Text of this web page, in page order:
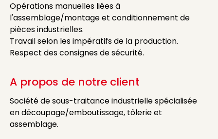
Opérations manuelles liées à
l'assemblage/montage et conditionnement de
pièces industrielles.
Travail selon les impératifs de la production.
Respect des consignes de sécurité.
A propos de notre client
Société de sous-traitance industrielle spécialisée
en découpage/emboutissage, tôlerie et
assemblage.